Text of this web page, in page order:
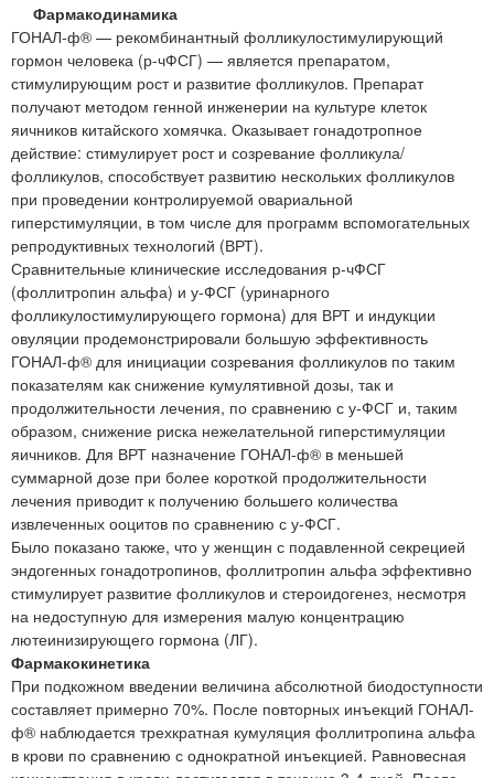
Фармакодинамика
ГОНАЛ-ф® — рекомбинантный фолликулостимулирующий
гормон человека (р-чФСГ) — является препаратом,
стимулирующим рост и развитие фолликулов. Препарат
получают методом генной инженерии на культуре клеток
яичников китайского хомячка. Оказывает гонадотропное
действие: стимулирует рост и созревание фолликула/
фолликулов, способствует развитию нескольких фолликулов
при проведении контролируемой овариальной
гиперстимуляции, в том числе для программ вспомогательных
репродуктивных технологий (ВРТ).
Сравнительные клинические исследования р-чФСГ
(фоллитропин альфа) и у-ФСГ (уринарного
фолликулостимулирующего гормона) для ВРТ и индукции
овуляции продемонстрировали большую эффективность
ГОНАЛ-ф® для инициации созревания фолликулов по таким
показателям как снижение кумулятивной дозы, так и
продолжительности лечения, по сравнению с у-ФСГ и, таким
образом, снижение риска нежелательной гиперстимуляции
яичников. Для ВРТ назначение ГОНАЛ-ф® в меньшей
суммарной дозе при более короткой продолжительности
лечения приводит к получению большего количества
извлеченных ооцитов по сравнению с у-ФСГ.
Было показано также, что у женщин с подавленной секрецией
эндогенных гонадотропинов, фоллитропин альфа эффективно
стимулирует развитие фолликулов и стероидогенез, несмотря
на недоступную для измерения малую концентрацию
лютеинизирующего гормона (ЛГ).
Фармакокинетика
При подкожном введении величина абсолютной биодоступности
составляет примерно 70%. После повторных инъекций ГОНАЛ-
ф® наблюдается трехкратная кумуляция фоллитропина альфа
в крови по сравнению с однократной инъекцией. Равновесная